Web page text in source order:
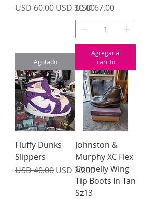
Precio
USD 60.00 Precio de oferta
USD 30.00
Agotado
Precio
USD 67.00
Agregar al
carrito
Fluffy Dunks
Slippers
Precio
USD 40.00 Precio de oferta
USD 20.00
Johnston &
Murphy XC Flex
Connelly Wing
Tip Boots In Tan
Sz13